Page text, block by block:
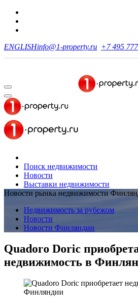
ENGLISHinfo@1-property.ru +7 495
Поиск недвижимости
Новости
Выставки недвижимости
Новости рынка недвижимости
Недвижимость за рубежом
Новости
Новости Финляндии
Quadoro Doric
недвижимость в